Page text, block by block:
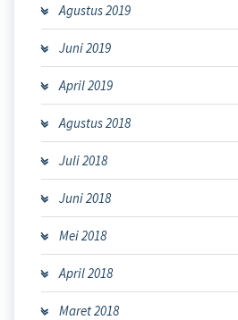
Agustus 2019
Juni 2019
April 2019
Agustus 2018
Juli 2018
Juni 2018
Mei 2018
April 2018
Maret 2018